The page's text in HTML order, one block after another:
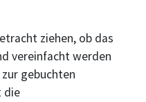
ziehen, ob das
vereinfacht werden
gebuchten
die